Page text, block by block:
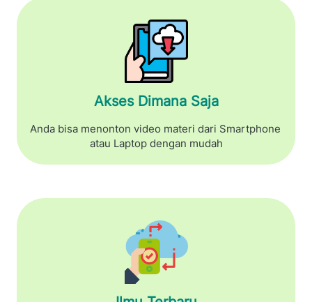
Akses Dimana Saja
Anda bisa menonton video materi dari Smartphone
atau Laptop dengan mudah